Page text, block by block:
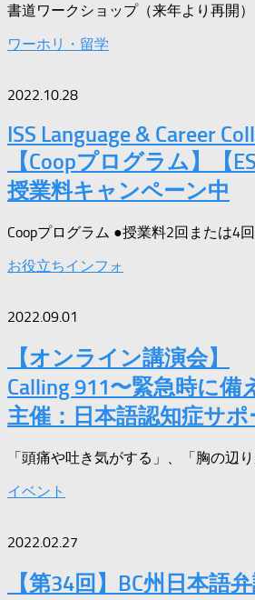
書道ワークショップ（来年より再開
ワーホリ・留学
2022.10.28
ISS Language & Career
【Coopプログラム】【
授業料キャンペーン中
Coopプログラム ●授業料2回または4
お役立ちインフォ
2022.09.01
【オンライン講演会】
Calling 911〜緊急時に備
主催：日本語認知症サ
「頭痛や吐き気がする」、「胸の辺
イベント
2022.02.27
【第34回】BC州日本語